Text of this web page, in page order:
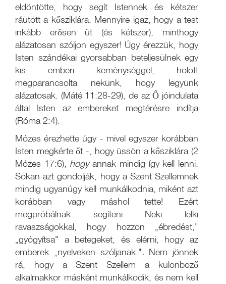
eldöntötte, hogy segít Istennek és kétszer
ráütött a kősziklára. Mennyire igaz, hogy a test
inkább erősen üt (és kétszer), minthogy
alázatosan szóljon egyszer! Úgy érezzük, hogy
Isten szándékai gyorsabban beteljesülnek egy
kis emberi keménységgel, holott
megparancsolta nekünk, hogy legyünk
alázatosak. (Máté 11:28-29), de az Ő jóindulata
által Isten az embereket megtérésre indítja
(Róma 2:4).
Mózes érezhette úgy - mivel egyszer korábban
Isten megkérte őt -, hogy üssön a kősziklára (2
Mózes 17:6), hogyannak mindig így kell lenni.
Sokan azt gondolják, hogy a Szent Szellemnek
mindig ugyanúgy kell munkálkodnia, miként azt
korábban vagy máshol tette! Ezért
megpróbálnak segíteni Neki lelki
ravaszságokkal, hogy hozzon „ébredést,"
„gyógyítsa" a betegeket, és elérni, hogy az
emberek „nyelveken szóljanak.". Nem jönnek
rá, hogy a Szent Szellem a különböző
alkalmakkor másként munkálkodik, és nem kell